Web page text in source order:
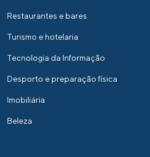
Restaurantes e bares
Turismo e hotelaria
Tecnologia da Informação
Desporto e preparação física
Imobiliária
Beleza